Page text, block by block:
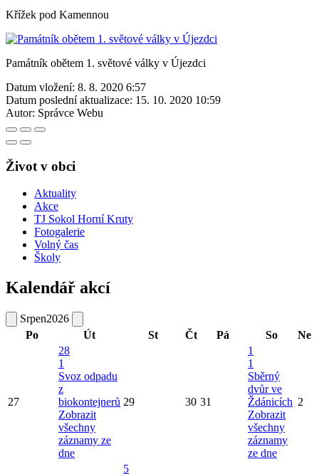
Křížek pod Kamennou
Památník obětem 1. světové války v Újezdci
Datum vložení: 8. 8. 2020 6:57
Datum poslední aktualizace: 15. 10. 2020 10:59
Autor: Správce Webu
Život v obci
Aktuality
Akce
TJ Sokol Horní Kruty
Fotogalerie
Volný čas
Školy
Kalendář akcí
Srpen2026
Po
Út St Čt Pá So Ne
27
28
1
Svoz odpadu
z
biokontejnerů
Zobrazit
všechny
záznamy ze
dne
29 30 31
1
1
Sběrný
dvůr ve
Ždánicích
Zobrazit
všechny
záznamy
ze dne
2
5